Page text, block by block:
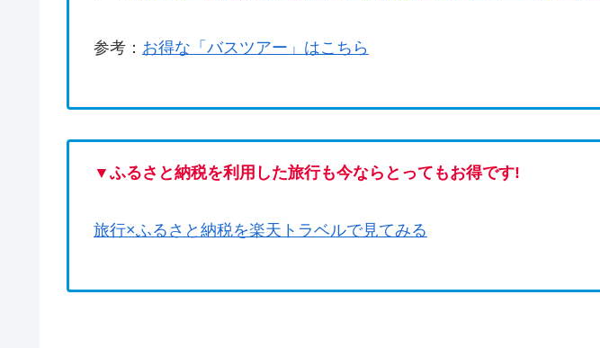
参考： お得な「バスツアー」はこちら
▼ ふるさと納税を利用した旅行も今ならとってもお得です!
旅行×ふるさと納税を楽天トラベルで見てみる